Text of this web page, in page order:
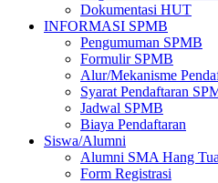
Dokumentasi HUT
INFORMASI SPMB
Pengumuman SPMB
Formulir SPMB
Alur/Mekanisme
Syarat Pendaftaran
Jadwal SPMB
Biaya Pendaftaran
Siswa/Alumni
Alumni SMA Hang
Form Registrasi